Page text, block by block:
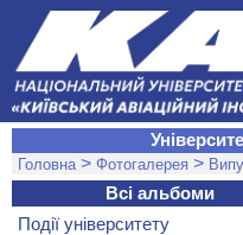
Головна > Фотогалерея >
Всі альбоми
Події університету